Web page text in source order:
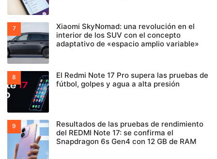
Xiaomi SkyNomad: una revolución en el
interior de los SUV con el concepto
adaptativo de «espacio amplio variable»
El Redmi Note 17 Pro supera las pruebas de
fútbol, golpes y agua a alta presión
Resultados de las pruebas de rendimiento
del REDMI Note 17: se confirma el
Snapdragon 6s Gen4 con 12 GB de RAM